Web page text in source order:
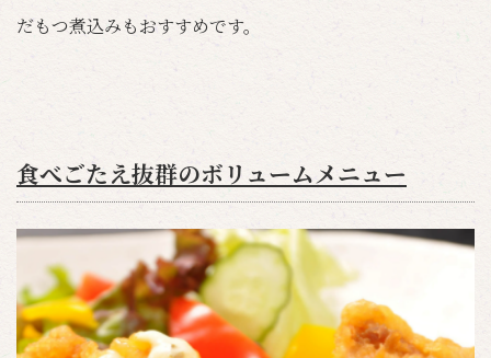
だもつ煮込みもおすすめです。
食べごたえ抜群のボリュームメニュー